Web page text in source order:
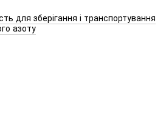
для зберігання і транспортування
азоту